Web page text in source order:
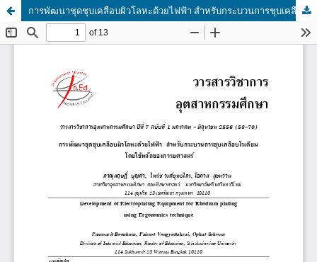
การพัฒนาชุดชุบเคลือบผิวโลหะด้วยไฟฟ้า สำหรับกระบวนการชุบเคลือบโรเดียม โดยใช้หลักของการยศาสตร์